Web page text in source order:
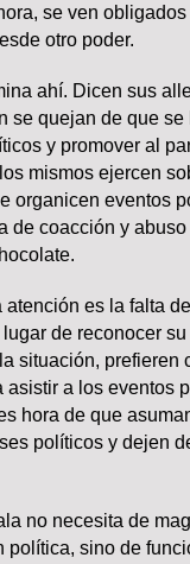
se ven
otro poder.
ahí. Dicen sus
se quejan de que
y promover al
mismos ejercen
organicen eventos
de coacción y
atención es la falta
de reconocer
situación, prefieren
asistir a los eventos
hora de que
políticos y dejen
no necesita de
política, sino de